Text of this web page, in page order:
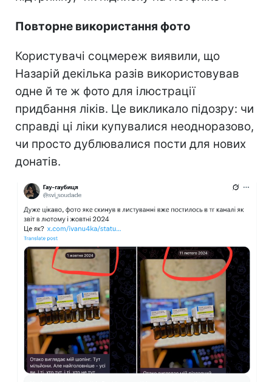
Повторне використання фото
Користувачі соцмереж виявили, що
Назарій декілька разів використовував
одне й те ж фото для ілюстрації
придбання ліків. Це викликало підозру: чи
справді ці ліки купувалися неодноразово,
чи просто дублювалися пости для нових
донатів.